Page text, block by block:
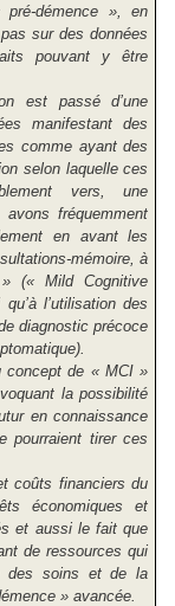
démence », en
sur des données
pouvant y être
est passé d’une
manifestant des
comme ayant des
selon laquelle ces
vers, une
fréquemment
en avant les
mémoire, à
(« Mild Cognitive
l’utilisation des
diagnostic précoce
concept de « MCI »
la possibilité
en connaissance
pourraient tirer ces
coûts financiers du
économiques et
et aussi le fait que
de ressources qui
des soins et de la
» avancée.